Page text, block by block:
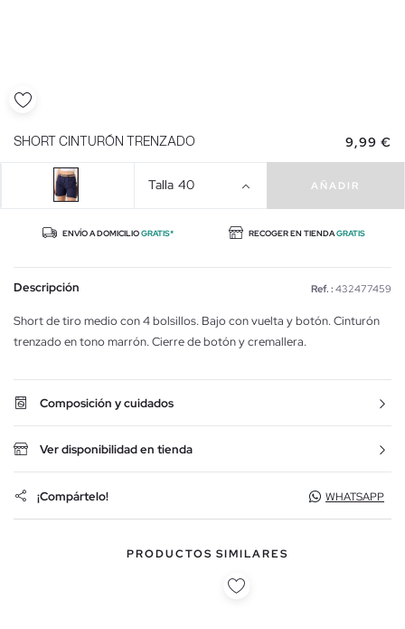
SHORT CINTURÓN TRENZADO 9,99 €
Talla 40 AÑADIR
ENVÍO A DOMICILIOGRATIS* RECOGER EN TIENDAGRATIS
Descripción Ref. : 432477459
Short de tiro medio con 4 bolsillos. Bajo con vuelta y botón. Cinturón
trenzado en tono marrón. Cierre de botón y cremallera.
Composición y cuidados
Ver disponibilidad en tienda
¡Compártelo! WHATSAPP
PRODUCTOS SIMILARES